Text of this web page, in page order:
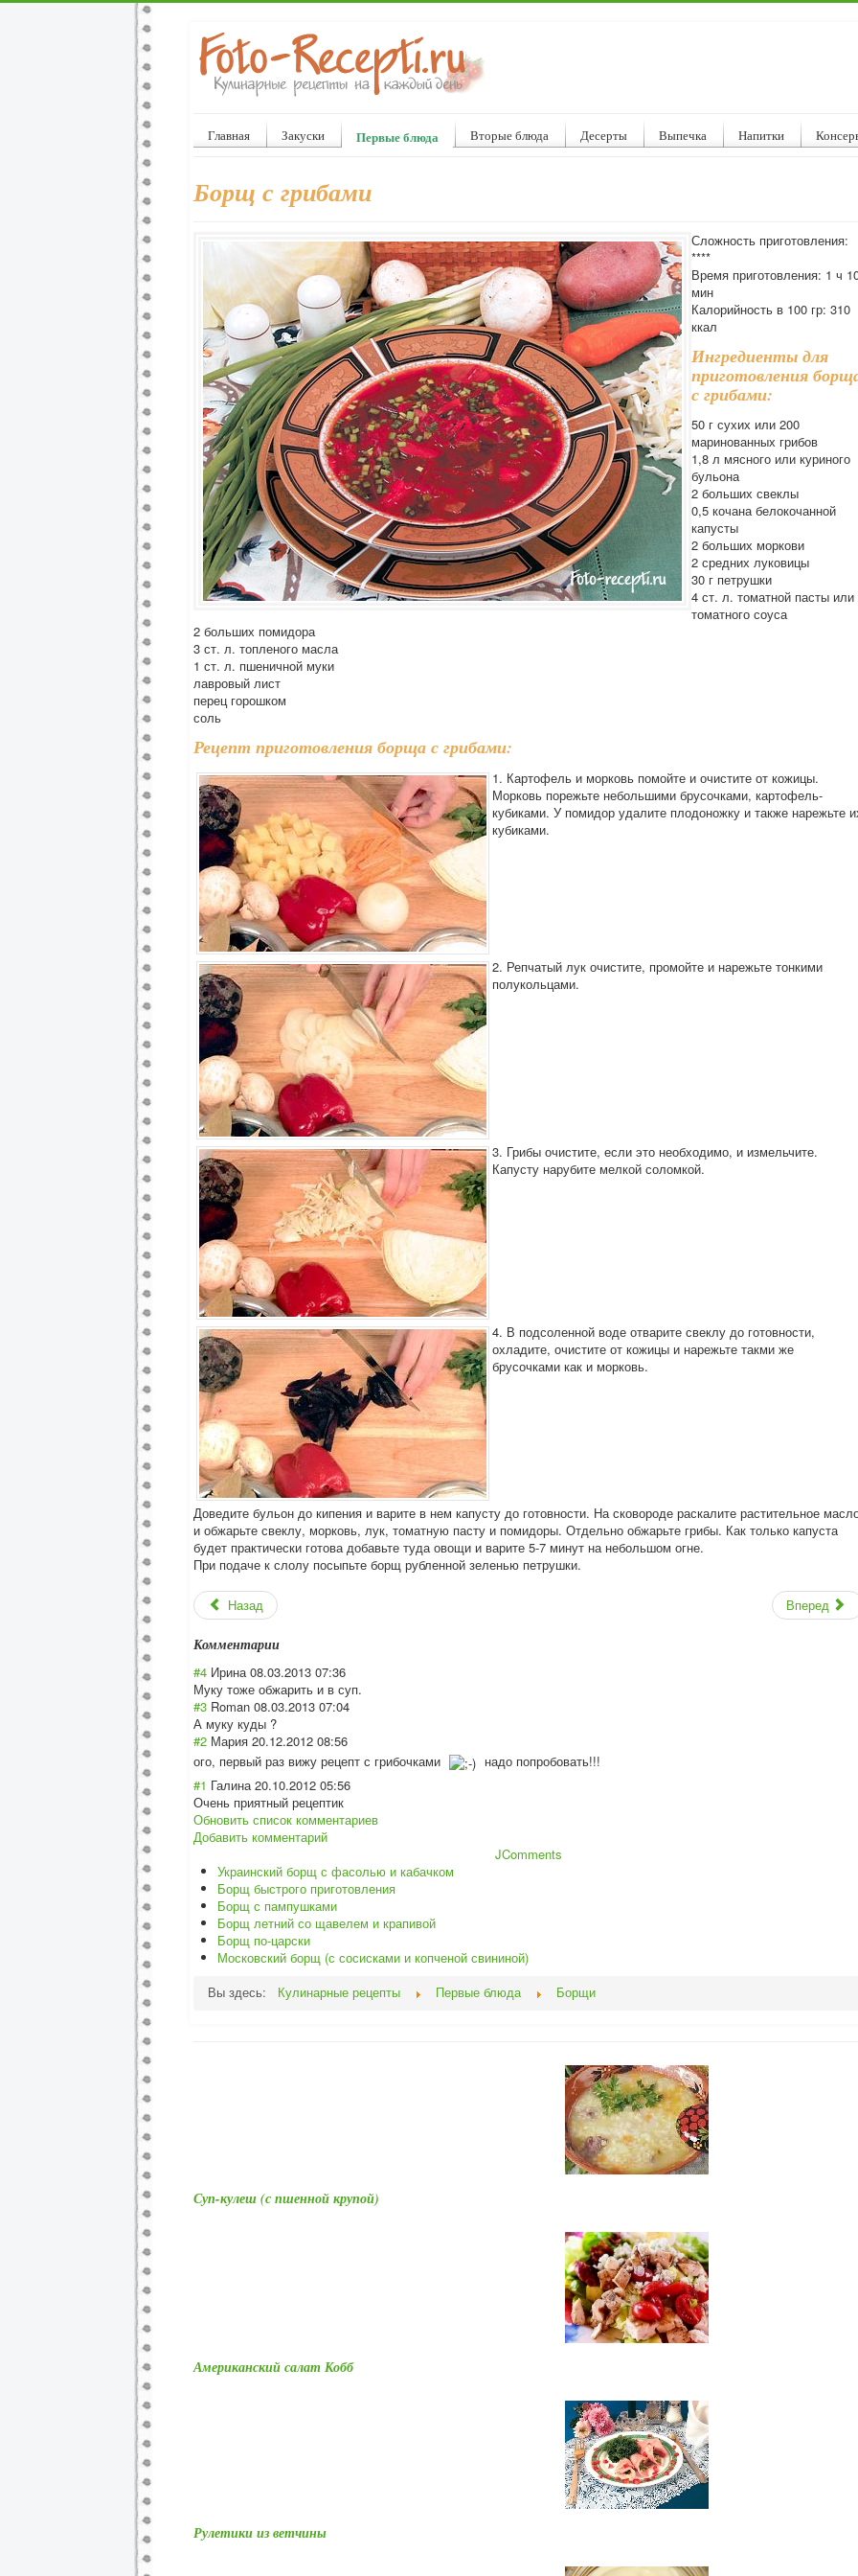
Главная Закуски Первые блюда Вторые блюда Десерты Выпечка Напитки
Борщ с грибами
Сложность приготовления:
****
Время приготовления: 1 ч
мин
Калорийность в 100 гр: 310
ккал
Ингредиенты для
приготовления
с грибами:
50 г сухих или 200
маринованных грибов
1,8 л мясного или куриного
бульона
2 больших свеклы
0,5 кочана белокочанной
капусты
2 больших моркови
2 средних луковицы
30 г петрушки
4 ст. л. томатной пасты или
томатного соуса
2 больших помидора
3 ст. л. топленого масла
1 ст. л. пшеничной муки
лавровый лист
перец горошком
соль
Рецепт приготовления борща с грибами:
1. Картофель и морковь помойте и очистите от кожицы.
Морковь порежьте небольшими брусочками, картофель-
кубиками. У помидор удалите плодоножку и также нарежьте
кубиками.
2. Репчатый лук очистите, промойте и нарежьте тонкими
полукольцами.
3. Грибы очистите, если это необходимо, и измельчите.
Капусту нарубите мелкой соломкой.
4. В подсоленной воде отварите свеклу до готовности,
охладите, очистите от кожицы и нарежьте такми же
брусочками как и морковь.
Доведите бульон до кипения и варите в нем капусту до готовности. На сковороде раскалите растительное
и обжарьте свеклу, морковь, лук, томатную пасту и помидоры. Отдельно обжарьте грибы. Как только капуста
будет практически готова добавьте туда овощи и варите 5-7 минут на небольшом огне.
При подаче к слолу посыпьте борщ рубленной зеленью петрушки.
Назад Вперед
Комментарии
#4 Ирина 08.03.2013 07:36
Муку тоже обжарить и в суп.
#3 Roman 08.03.2013 07:04
А муку куды ?
#2 Мария 20.12.2012 08:56
ого, первый раз вижу рецепт с грибочками
надо попробовать!!!
#1 Галина 20.10.2012 05:56
Очень приятный рецептик
Обновить список комментариев
Добавить комментарий
JComments
Украинский борщ с фасолью и кабачком
Борщ быстрого приготовления
Борщ с пампушками
Борщ летний со щавелем и крапивой
Борщ по-царски
Московский борщ (с сосисками и копченой свининой)
Вы здесь:
Кулинарные рецепты Первые блюда Борщи
Суп-кулеш (с пшенной крупой)
Американский салат Кобб
Рулетики из ветчины